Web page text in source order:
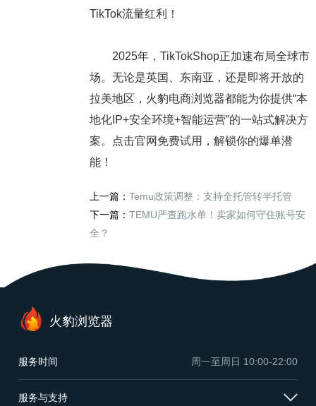
TikTok流量红利！
2025年，TikTokShop正加速布局全球市
场。无论是英国、东南亚，还是即将开放的
拉美地区，火豹电商浏览器都能为你提供“本
地化IP+安全环境+智能运营”的一站式解决方
案。点击官网免费试用，解锁你的爆单潜
能！
上一篇： Temu政策调整：支持全托管转半托管
下一篇： TEMU严查跑水单！卖家如何守住账号安
全？
服务时间 周一至周日 10:00-22:00
火豹浏览器
服务与支持